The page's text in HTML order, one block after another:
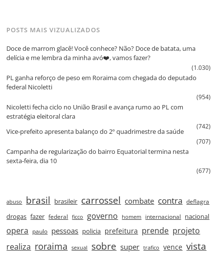
POSTS MAIS VIZUALIZADOS
Doce de marrom glacê! Você conhece? Não? Doce de batata, uma
delícia e me lembra da minha avó❤️, vamos fazer?
(1.030)
PL ganha reforço de peso em Roraima com chegada do deputado
federal Nicoletti
(954)
Nicoletti fecha ciclo no União Brasil e avança rumo ao PL com
estratégia eleitoral clara
(742)
Vice‑prefeito apresenta balanço do 2º quadrimestre da saúde
(707)
Campanha de regularização do bairro Equatorial termina nesta
sexta‑feira, dia 10
(677)
abuso brasil brasileir carrossel combate contra deflagra
drogas fazer federal ficco governo homem internacional nacional
opera paulo pessoas policia prefeitura prende projeto
realiza roraima sexual sobre super trafico vence vista